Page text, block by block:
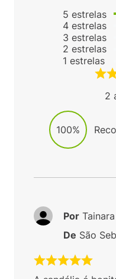
5 estrelas
4 estrelas
3 estrelas
2 estrelas
1 estrelas
2
100%
Por
De São